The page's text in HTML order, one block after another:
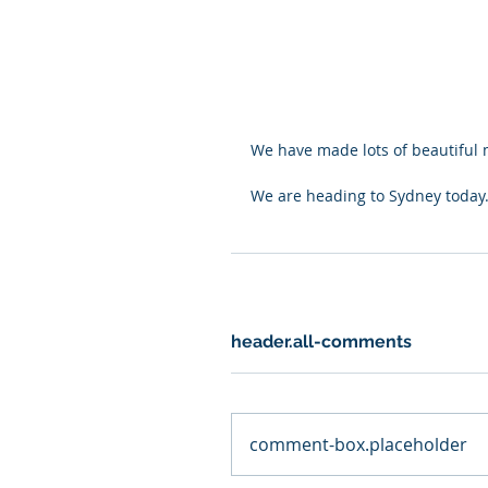
We have made lots of beautiful
We are heading to Sydney today.
header.all-comments
comment-box.placeholder